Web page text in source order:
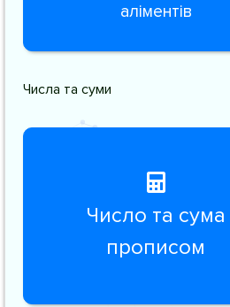
аліментів
Числа та суми
Число та сума
прописом